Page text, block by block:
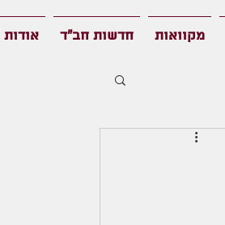
מקוואות חדשות חב"ד אודות